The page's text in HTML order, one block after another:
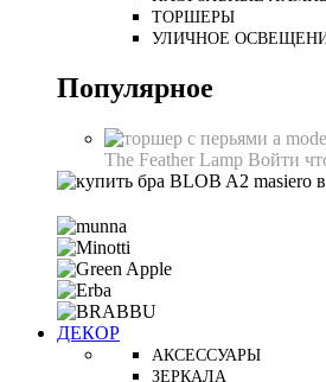
ТОРШЕРЫ
УЛИЧНОЕ
Популярное
The Feather Lamp Войти
ДЕКОР
АКСЕССУАРЫ
ЗЕРКАЛА